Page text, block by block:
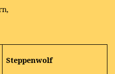
Steppenwolf